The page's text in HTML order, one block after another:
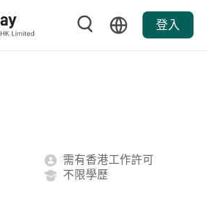
登入
需有香港工作許可
不限學歷